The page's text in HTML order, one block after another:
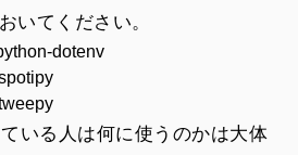
いてください。
dotenv
いる人は何に使うのかは大体